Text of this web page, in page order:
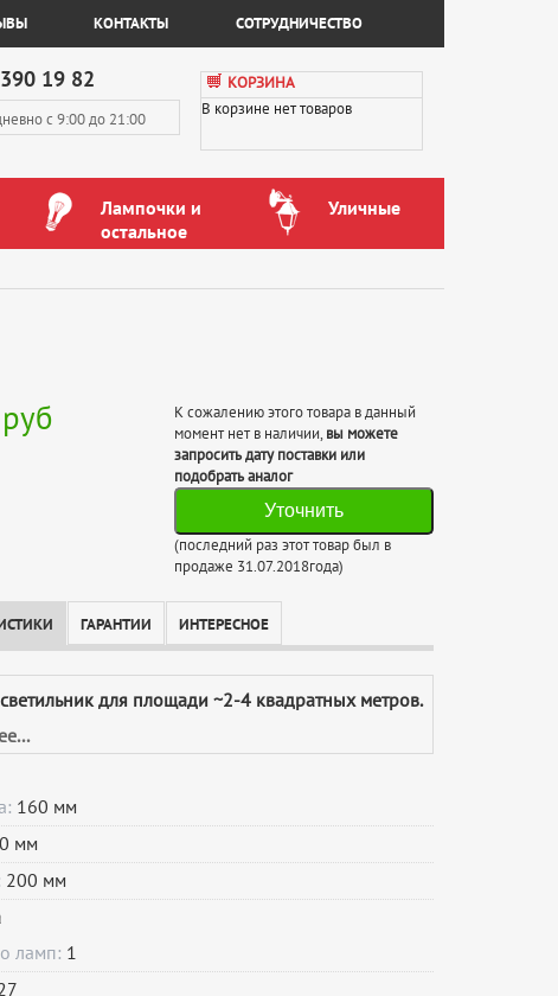
КОНТАКТЫ СОТРУДНИЧЕСТВО
390 19 82
с 9:00 до 21:00
КОРЗИНА
В корзине нет товаров
Лампочки и
остальное
Уличные
руб
К сожалению этого товара в данный
момент нет в наличии, вы можете
запросить дату поставки или
подобрать аналог
Уточнить
(последний раз этот товар был в
продаже 31.07.2018года)
ГАРАНТИИ ИНТЕРЕСНОЕ
для площади ~2-4 квадратных метров.
160 мм
мм
200 мм
ламп: 1